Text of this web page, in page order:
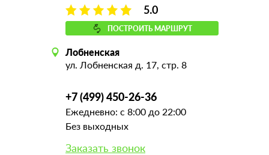
5.0
ПОСТРОИТЬ МАРШРУТ
Лобненская
ул. Лобненская д. 17, стр. 8
+7 (499) 450-26-36
Ежедневно: с 8:00 до 22:00
Без выходных
Заказать звонок